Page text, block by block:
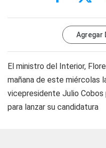
Agregar
El ministro del Interior,
mañana de este miércolas
vicepresidente Julio Cobos
para lanzar su candidatura